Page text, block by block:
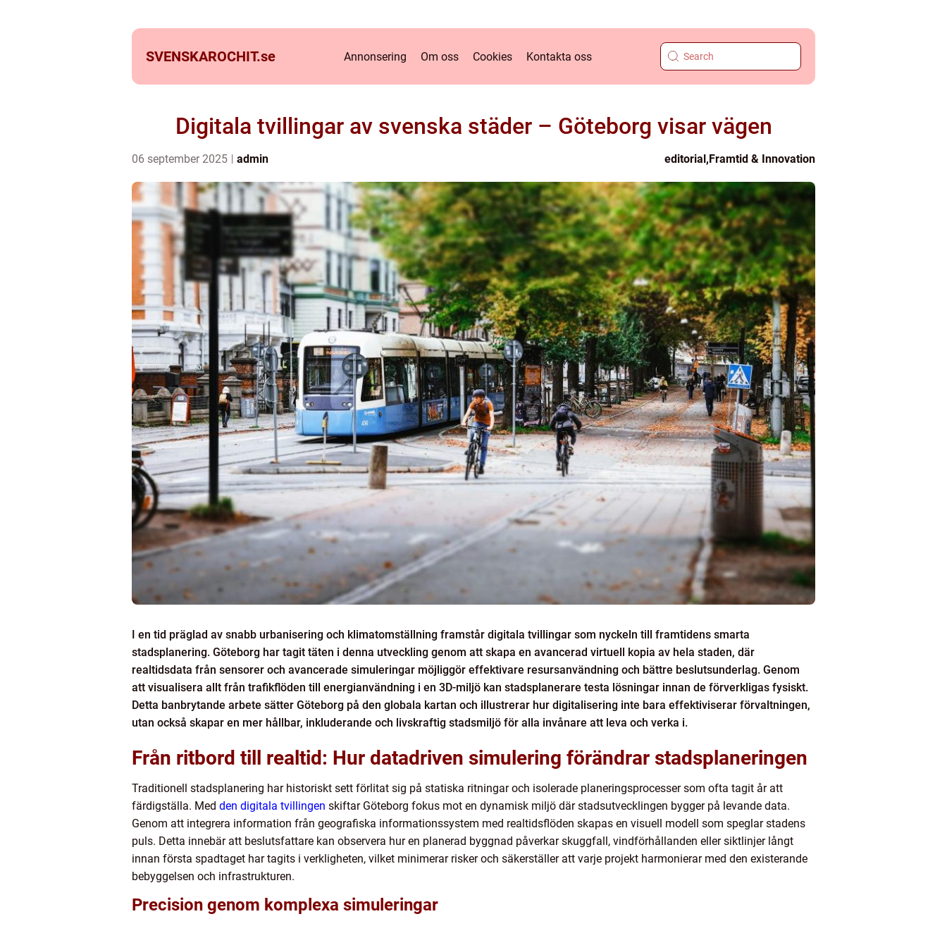
SVENSKAROCHIT.se Annonsering Om oss Cookies Kontakta oss
Digitala tvillingar av svenska städer – Göteborg visar vägen
06 september 2025 admin editorial,Framtid & Innovation
I en tid präglad av snabb urbanisering och klimatomställning framstår digitala tvillingar som nyckeln till framtidens smarta
stadsplanering. Göteborg har tagit täten i denna utveckling genom att skapa en avancerad virtuell kopia av hela staden, där
realtidsdata från sensorer och avancerade simuleringar möjliggör effektivare resursanvändning och bättre beslutsunderlag. Genom
att visualisera allt från trafikflöden till energianvändning i en 3D-miljö kan stadsplanerare testa lösningar innan de förverkligas fysiskt.
Detta banbrytande arbete sätter Göteborg på den globala kartan och illustrerar hur digitalisering inte bara effektiviserar förvaltningen,
utan också skapar en mer hållbar, inkluderande och livskraftig stadsmiljö för alla invånare att leva och verka i.
Från ritbord till realtid: Hur datadriven simulering förändrar stadsplaneringen
Traditionell stadsplanering har historiskt sett förlitat sig på statiska ritningar och isolerade planeringsprocesser som ofta tagit år att
färdigställa. Med den digitala tvillingen skiftar Göteborg fokus mot en dynamisk miljö där stadsutvecklingen bygger på levande data.
Genom att integrera information från geografiska informationssystem med realtidsflöden skapas en visuell modell som speglar stadens
puls. Detta innebär att beslutsfattare kan observera hur en planerad byggnad påverkar skuggfall, vindförhållanden eller siktlinjer långt
innan första spadtaget har tagits i verkligheten, vilket minimerar risker och säkerställer att varje projekt harmonierar med den existerande
bebyggelsen och infrastrukturen.
Precision genom komplexa simuleringar